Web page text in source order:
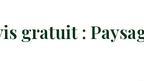
gratuit :